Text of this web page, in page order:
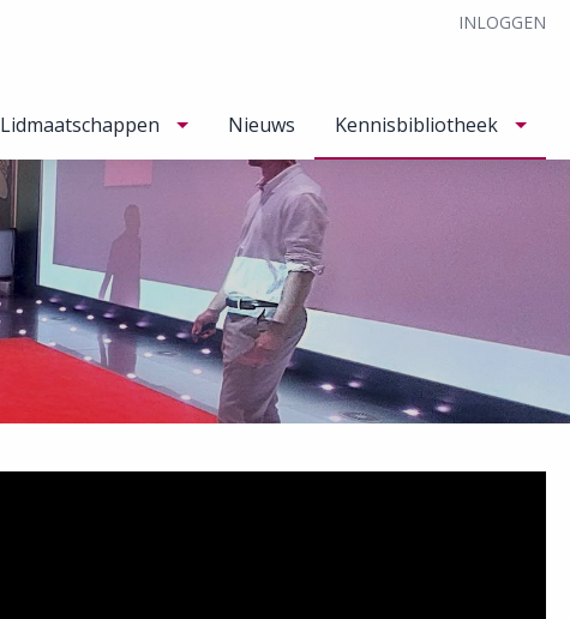
INLOGGEN
Lidmaatschappen Nieuws Kennisbibliotheek